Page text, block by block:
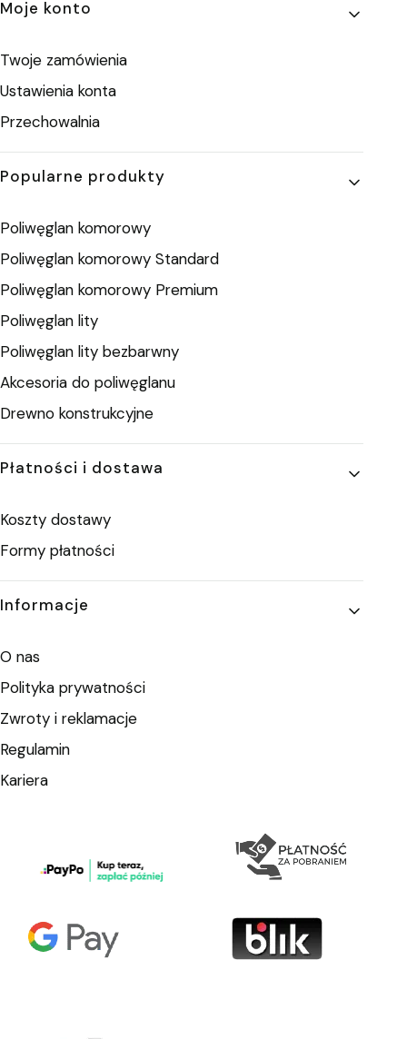
Moje konto
Twoje zamówienia
Ustawienia konta
Przechowalnia
Popularne produkty
Poliwęglan komorowy
Poliwęglan komorowy Standard
Poliwęglan komorowy Premium
Poliwęglan lity
Poliwęglan lity bezbarwny
Akcesoria do poliwęglanu
Drewno konstrukcyjne
Płatności i dostawa
Koszty dostawy
Formy płatności
Informacje
O nas
Polityka prywatności
Zwroty i reklamacje
Regulamin
Kariera